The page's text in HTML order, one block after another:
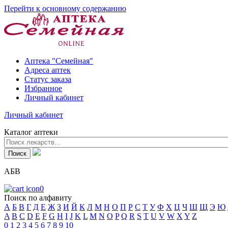
Перейти к основному содержанию
Аптека "Семейная"
Адреса аптек
Статус заказа
Избранное
Личный кабинет
Личный кабинет
Каталог аптеки
АБВ
0
Поиск по алфавиту
А Б В Г Д Е Ж З И Й К Л М Н О П Р С Т У Ф Х Ц Ч Ш Щ Э Ю
A B C D E F G H I J K L M N O P Q R S T U V W X Y Z
0 1 2 3 4 5 6 7 8 9 10